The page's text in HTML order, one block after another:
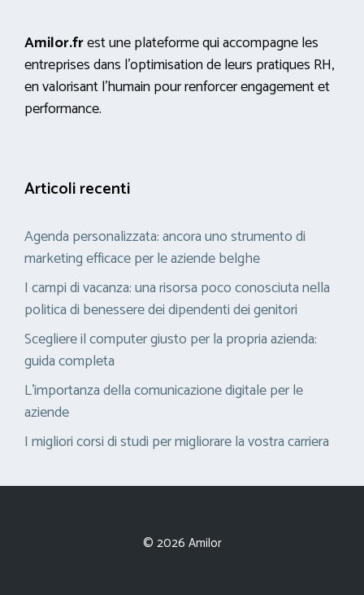
Amilor.frest une plateforme qui accompagne les
entreprises dans l’optimisation de leurs pratiques RH,
en valorisant l’humain pour renforcer engagement et
performance.
Articoli recenti
Agenda personalizzata: ancora uno strumento di
marketing efficace per le aziende belghe
I campi di vacanza: una risorsa poco conosciuta nella
politica di benessere dei dipendenti dei genitori
Scegliere il computer giusto per la propria azienda:
guida completa
L’importanza della comunicazione digitale per le
aziende
I migliori corsi di studi per migliorare la vostra carriera
© 2026 Amilor